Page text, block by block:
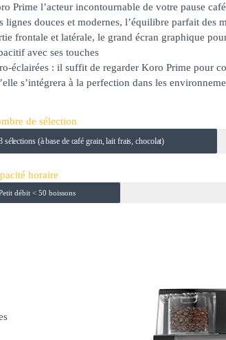
Prime l’acteur incontournable de votre pause
lignes douces et modernes, l’équilibre parfait des
frontale et latérale, le grand écran graphique
avec ses touches
éclairées : il suffit de regarder Koro Prime pour
s’intégrera à la perfection dans les
de sélection
sélections (à base de café grain, lait frais, chocolat)
horaire
débit < 50 boissons